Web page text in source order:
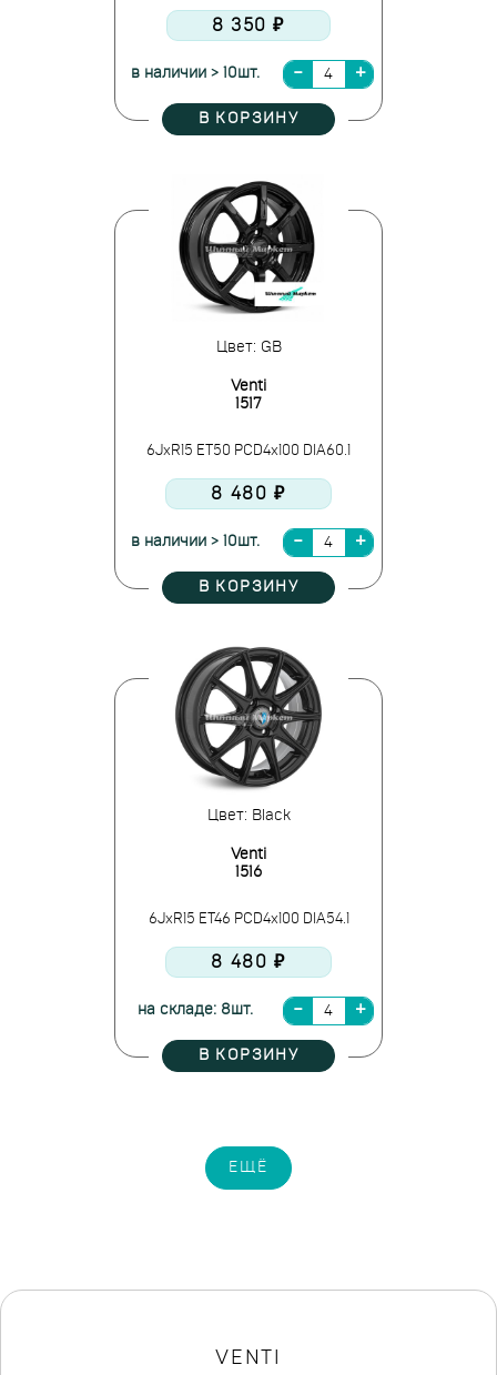
8 350 ₽
в наличии > 10шт.
В КОРЗИНУ
Цвет: GB
Venti
1517
6JxR15 ET50 PCD4x100 DIA60.1
8 480 ₽
в наличии > 10шт.
В КОРЗИНУ
Цвет: Black
Venti
1516
6JxR15 ET46 PCD4x100 DIA54.1
8 480 ₽
на складе: 8шт.
В КОРЗИНУ
ЕЩЁ
VENTI